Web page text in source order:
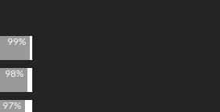
99%
98%
97%